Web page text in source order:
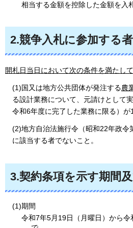
相当する金額を控除した金額を入
2.競争入札に参加する
開札日当日において次の条件を満たして
(1)国又は地方公共団体が発注する農
る設計業務について、元請けとして
令和6年度に完了した業務に限る）が
(2)地方自治法施行令（昭和22年政令
に該当する者でないこと。
3.契約条項を示す期間
(1)期間
令和7年5月19日（月曜日）から令